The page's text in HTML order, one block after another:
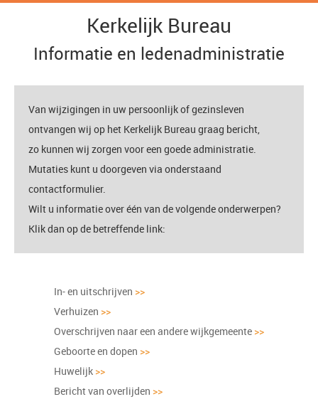
Kerkelijk Bureau
Informatie en ledenadministratie
Van wijzigingen in uw persoonlijk of gezinsleven
ontvangen wij op het Kerkelijk Bureau graag bericht,
zo kunnen wij zorgen voor een goede administratie.
Mutaties kunt u doorgeven via onderstaand
contactformulier.
Wilt u informatie over één van de volgende onderwerpen?
Klik dan op de betreffende link:
In- en uitschrijven >>
Verhuizen >>
Overschrijven naar een andere wijkgemeente >>
Geboorte en dopen >>
Huwelijk >>
Bericht van overlijden >>